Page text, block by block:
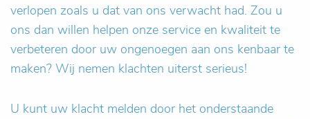
verlopen zoals u dat van ons verwacht had. Zou u
ons dan willen helpen onze service en kwaliteit te
verbeteren door uw ongenoegen aan ons kenbaar te
maken? Wij nemen klachten uiterst serieus!
U kunt uw klacht melden door het onderstaande